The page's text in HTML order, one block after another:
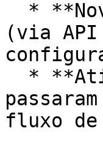
(via
fluxo de